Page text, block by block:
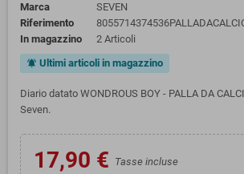
Marca
SEVEN
Riferimento
In magazzino
2 Articoli
notifications_active Ultimi articoli in magazzino
Diario datato WONDROUS BOY - PALLA DA
Seven.
17,90 € Tasse incluse